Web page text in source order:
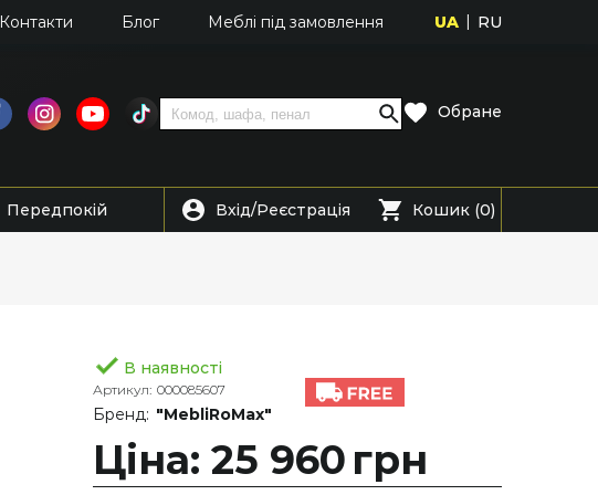
Контакти Блог Меблі під замовлення UA RU
Обране
Передпокій Вхід/Реєстрація Кошик (0)
В наявності
Артикул: 000085607
Бренд: "MebliRoMax"
Ціна: 25 960 грн